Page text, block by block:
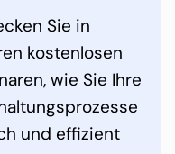
Sie in
kostenlosen
wie Sie Ihre
und effizient